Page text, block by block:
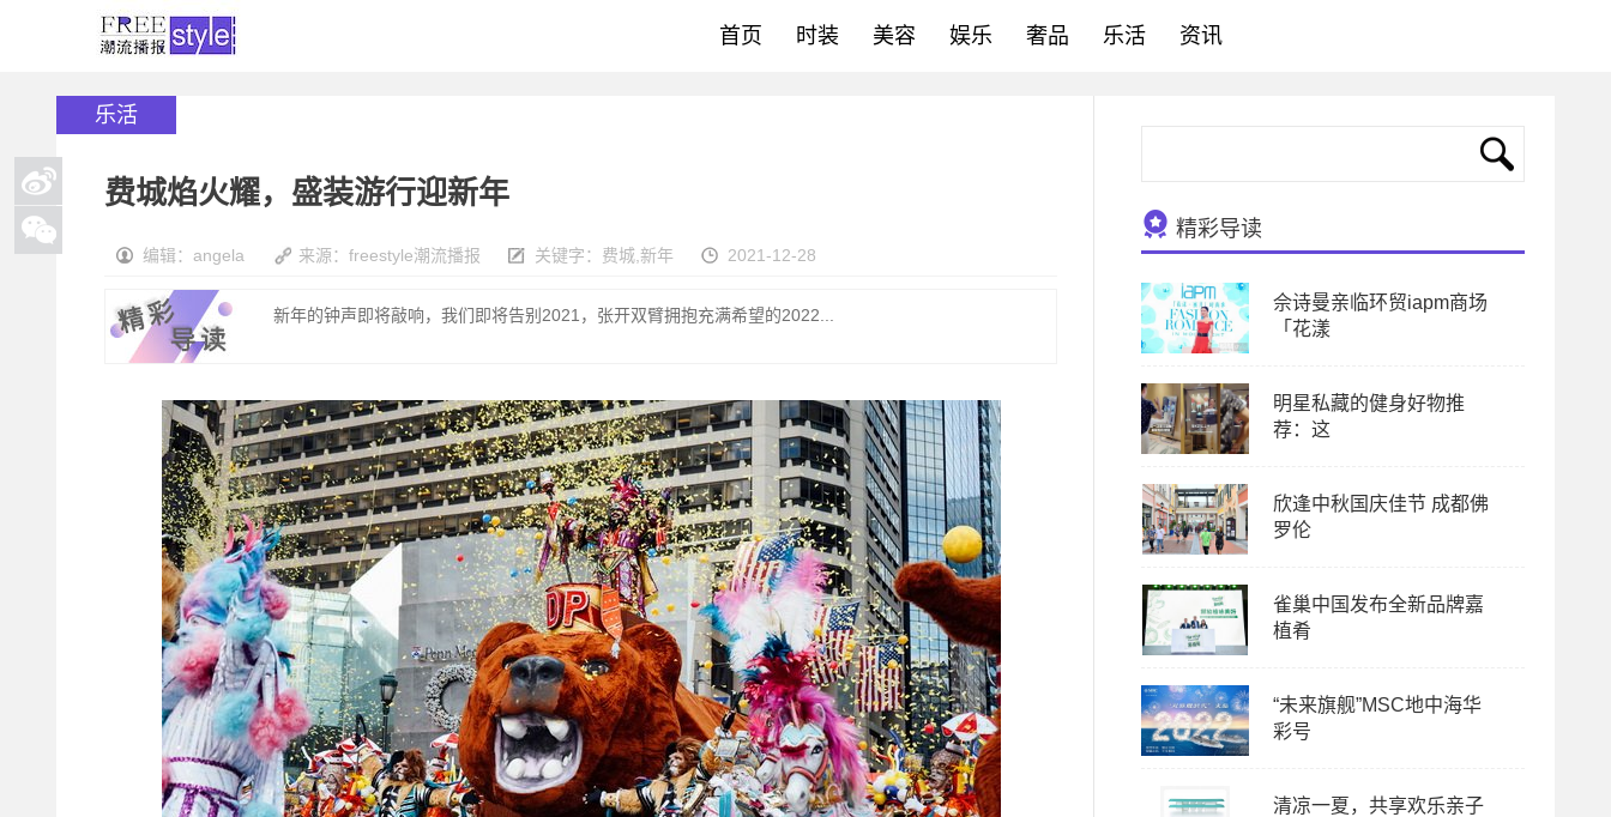
首页 时装 美容 娱乐 奢品 乐活 资讯
乐活
费城焰火耀，盛装游行迎新年
编辑：angela 来源：freestyle潮流播报 关键字： 费城 新年 2021-12-28
新年的钟声即将敲响，我们即将告别2021，张开双臂拥抱充满希望的2022...
精彩导读
佘诗曼亲临环贸iapm商场
「花漾
明星私藏的健身好物推
荐：这
欣逢中秋国庆佳节 成都佛
罗伦
雀巢中国发布全新品牌嘉
植肴
“未来旗舰”MSC地中海华
彩号
清凉一夏，共享欢乐亲子